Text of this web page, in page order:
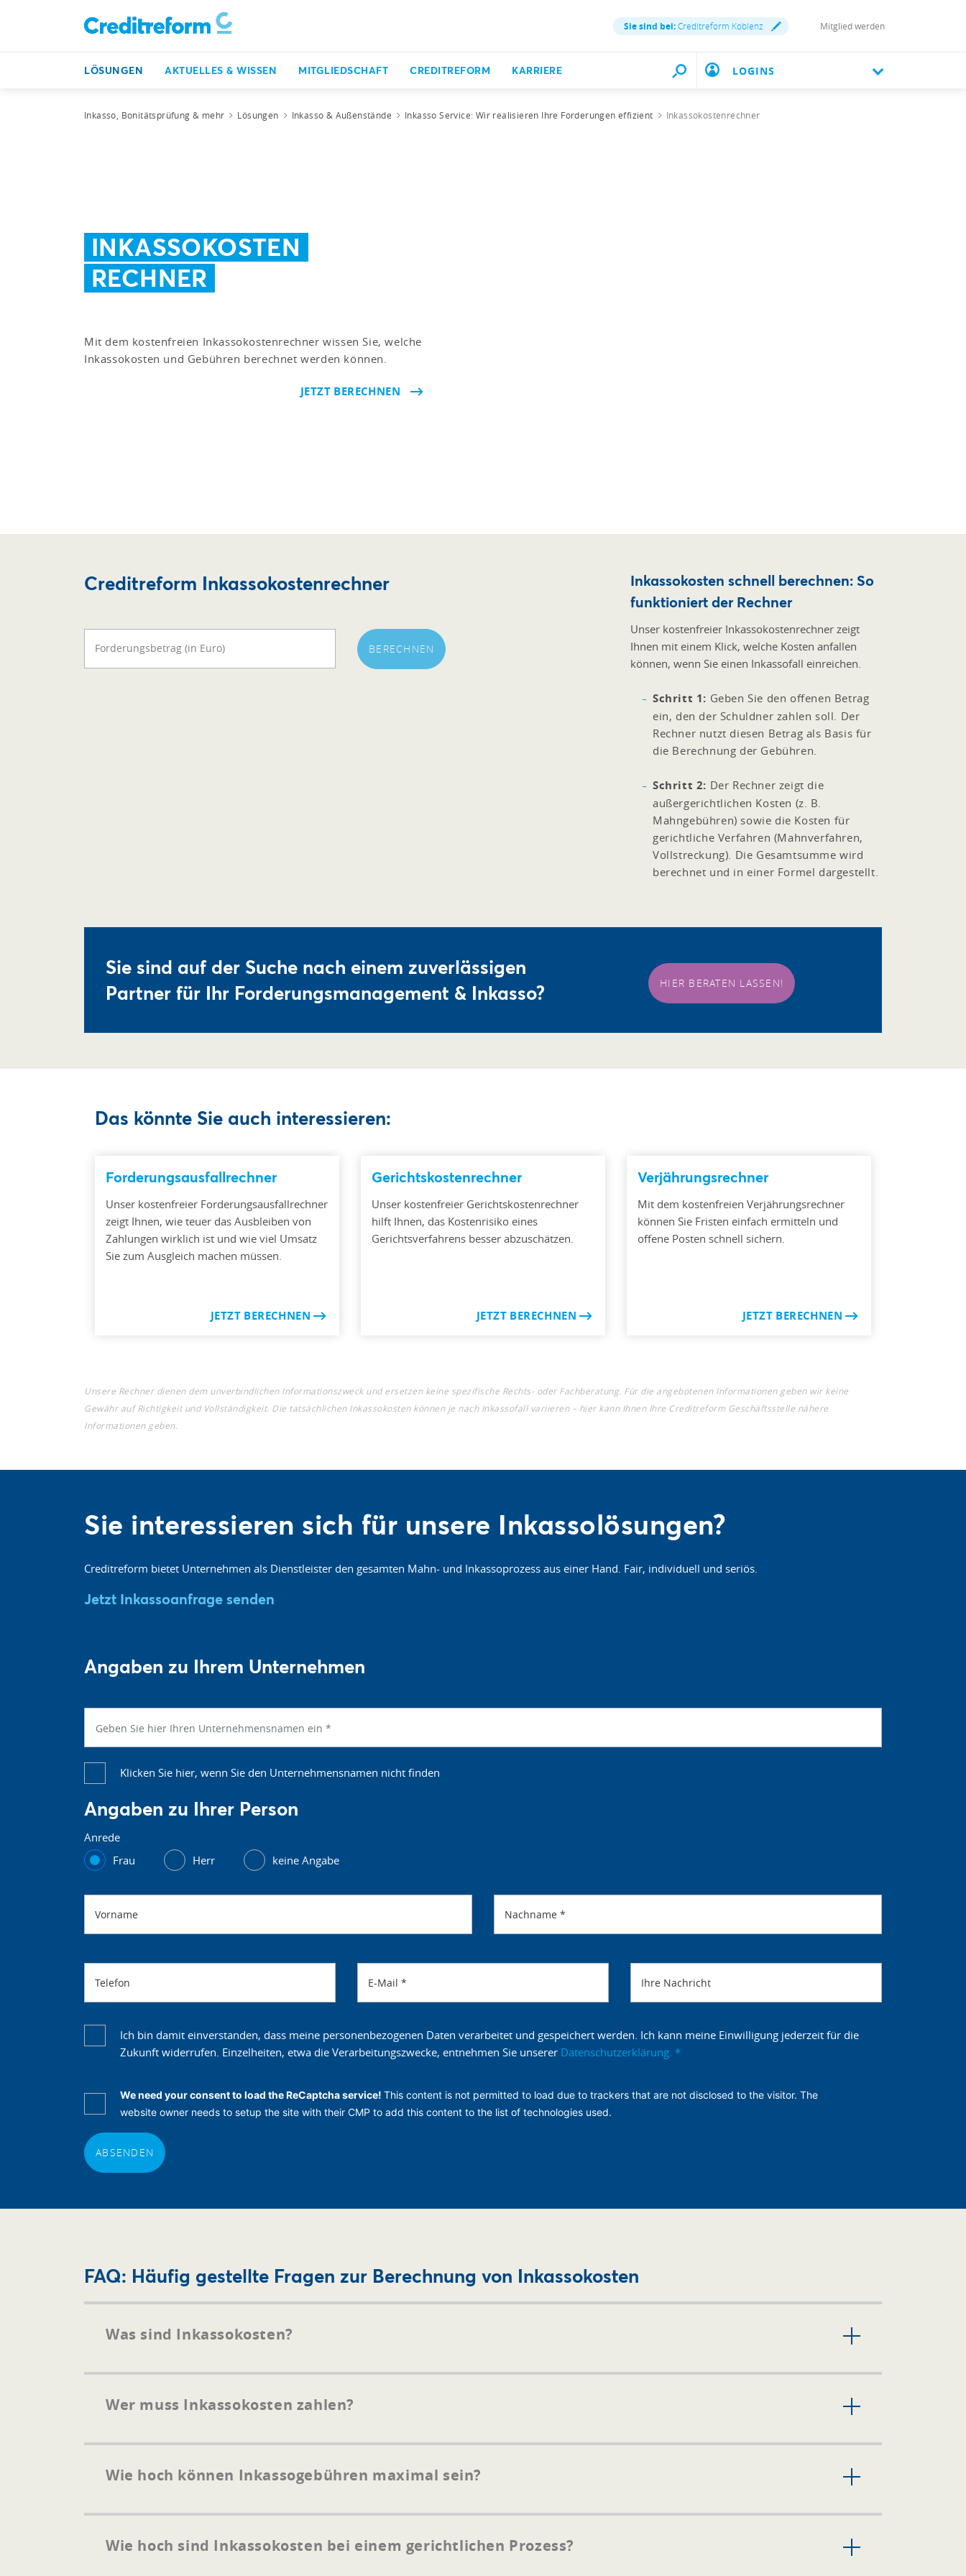
Sie sind bei:Creditreform Koblenz Mitglied werden
LÖSUNGEN AKTUELLES & WISSEN MITGLIEDSCHAFT CREDITREFORM KARRIERE LOGINS
Inkasso, Bonitätsprüfung & mehr Lösungen Inkasso & Außenstände Inkasso Service: Wir realisieren Ihre Forderungen effizient Inkassokostenrechner
INKASSOKOSTEN
RECHNER
Mit dem kostenfreien Inkassokostenrechner wissen Sie, welche
Inkassokosten und Gebühren berechnet werden können.
JETZT BERECHNEN
Creditreform Inkassokostenrechner
Forderungsbetrag (in Euro) BERECHNEN
Inkassokosten schnell berechnen: So
funktioniert der Rechner
Unser kostenfreier Inkassokostenrechner zeigt
Ihnen mit einem Klick, welche Kosten anfallen
können, wenn Sie einen Inkassofall einreichen.
Schritt 1: Geben Sie den offenen Betrag
ein, den der Schuldner zahlen soll. Der
Rechner nutzt diesen Betrag als Basis für
die Berechnung der Gebühren.
Schritt 2: Der Rechner zeigt die
außergerichtlichen Kosten (z. B.
Mahngebühren) sowie die Kosten für
gerichtliche Verfahren (Mahnverfahren,
Vollstreckung). Die Gesamtsumme wird
berechnet und in einer Formel dargestellt.
Sie sind auf der Suche nach einem zuverlässigen
Partner für Ihr Forderungsmanagement & Inkasso?
HIER BERATEN LASSEN!
Das könnte Sie auch interessieren:
Forderungsausfallrechner
Unser kostenfreier Forderungsausfallrechner
zeigt Ihnen, wie teuer das Ausbleiben von
Zahlungen wirklich ist und wie viel Umsatz
Sie zum Ausgleich machen müssen.
JETZT BERECHNEN
Gerichtskostenrechner
Unser kostenfreier Gerichtskostenrechner
hilft Ihnen, das Kostenrisiko eines
Gerichtsverfahrens besser abzuschätzen.
JETZT BERECHNEN
Verjährungsrechner
Mit dem kostenfreien Verjährungsrechner
können Sie Fristen einfach ermitteln und
offene Posten schnell sichern.
JETZT BERECHNEN
Unsere Rechner dienen dem unverbindlichen Informationszweck und ersetzen keine spezifische Rechts- oder Fachberatung. Für die angebotenen Informationen geben wir keine
Gewähr auf Richtigkeit und Vollständigkeit. Die tatsächlichen Inkassokosten können je nach Inkassofall variieren – hier kann Ihnen Ihre Creditreform Geschäftsstelle nähere
Informationen geben.
Sie interessieren sich für unsere Inkassolösungen?
Creditreform bietet Unternehmen als Dienstleister den gesamten Mahn- und Inkassoprozess aus einer Hand. Fair, individuell und seriös.
Jetzt Inkassoanfrage senden
Angaben zu Ihrem Unternehmen
Klicken Sie hier, wenn Sie den Unternehmensnamen nicht finden
Angaben zu Ihrer Person
Anrede
Frau
Herr keine Angabe
Vorname Nachname *
Telefon E-Mail * Ihre Nachricht
Ich bin damit einverstanden, dass meine personenbezogenen Daten verarbeitet und gespeichert werden. Ich kann meine Einwilligung jederzeit für die
Zukunft widerrufen. Einzelheiten, etwa die Verarbeitungszwecke, entnehmen Sie unserer Datenschutzerklärung. *
We need your consent to load the ReCaptcha service! This content is not permitted to load due to trackers that are not disclosed to the visitor. The
website owner needs to setup the site with their CMP to add this content to the list of technologies used.
ABSENDEN
FAQ: Häufig gestellte Fragen zur Berechnung von Inkassokosten
Was sind Inkassokosten?
Wer muss Inkassokosten zahlen?
Wie hoch können Inkassogebühren maximal sein?
Wie hoch sind Inkassokosten bei einem gerichtlichen Prozess?